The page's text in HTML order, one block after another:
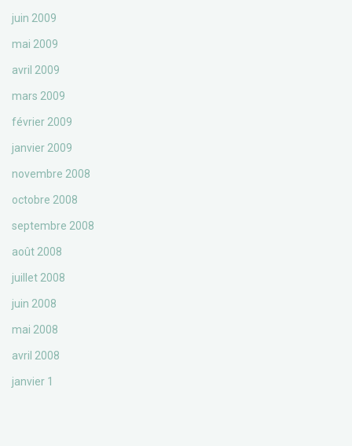
juin 2009
mai 2009
avril 2009
mars 2009
février 2009
janvier 2009
novembre 2008
octobre 2008
septembre 2008
août 2008
juillet 2008
juin 2008
mai 2008
avril 2008
janvier 1